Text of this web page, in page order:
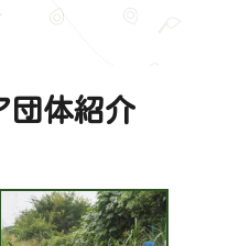
団体紹介